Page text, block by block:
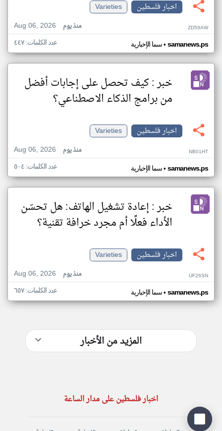
اخبار فلسطين
Varieties
Aug 06, 2026
منذ يوم ZD59AW
سما الإخبارية• samanews.ps عدد الكلمات: ٤٤٧
خبر : كيف تحصل على إجابات أفضل
من برامج الذكاء الاصطناعي؟
اخبار فلسطين
Varieties
Aug 06, 2026
منذ يوم NB01HT
سما الإخبارية• samanews.ps عدد الكلمات: ٥٠٤
خبر : إعادة تشغيل الهاتف: هل تحسّن
الأداء فعلًا أم مجرد خرافة تقنية؟
اخبار فلسطين
Varieties
Aug 06, 2026
منذ يوم UF26SN
سما الإخبارية• samanews.ps عدد الكلمات: ٦٥٧
المزيد من الأخبار
اخبار فلسطين على مدار الساعة